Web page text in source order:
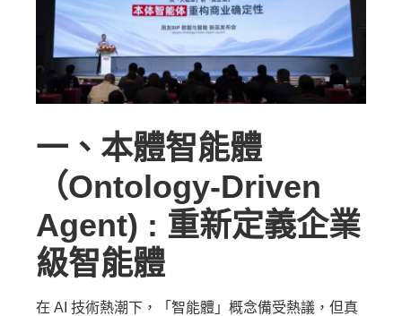
一、 本體智能體
（Ontology-Driven
Agent) : 重新定義企業
級智能體
在 AI 技術熱潮下，「智能體」概念備受熱議，但真